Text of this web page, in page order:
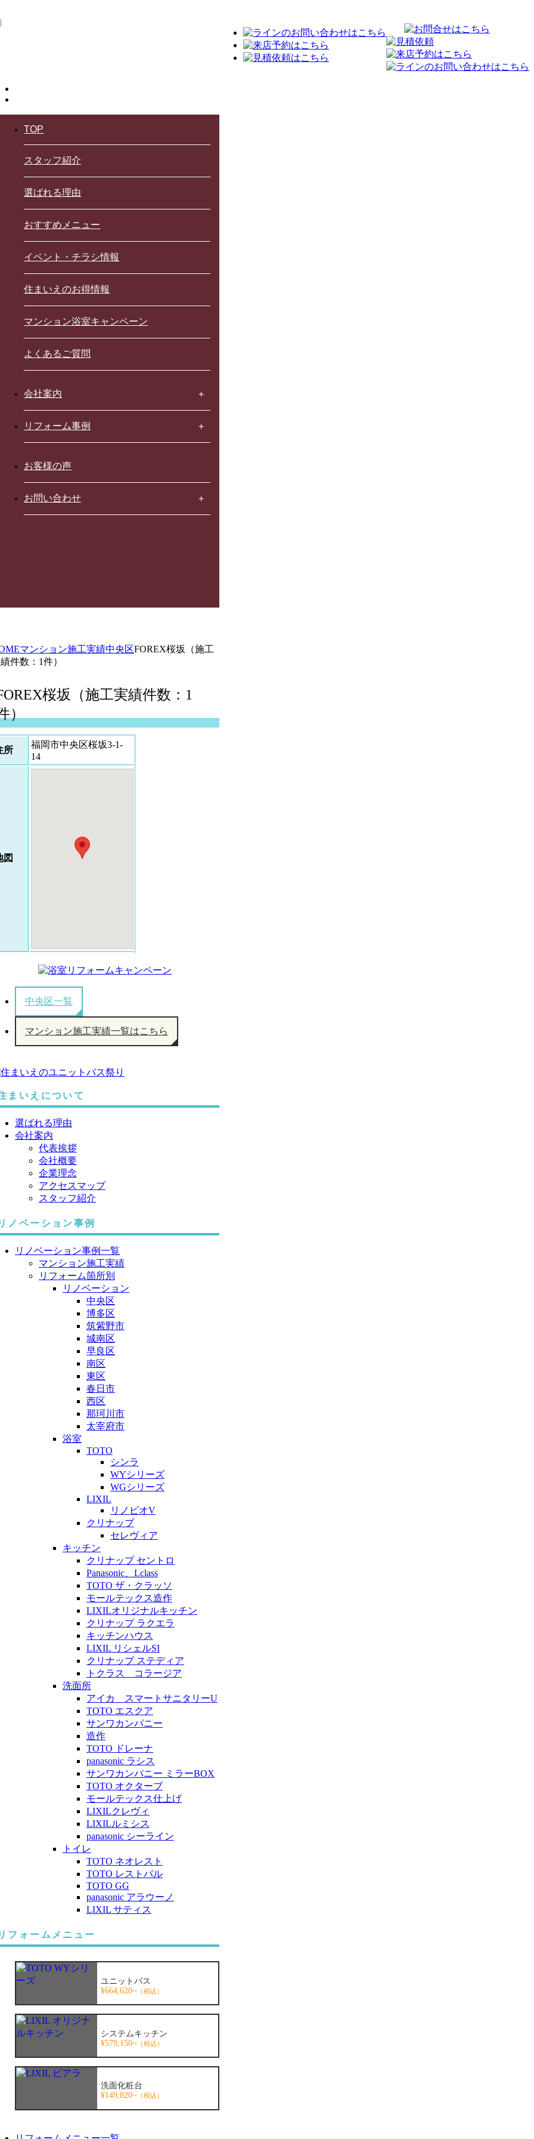
TOP
スタッフ紹介
選ばれる理由
おすすめメニュー
イベント・チラシ情報
住まいえのお得情報
マンション浴室キャンペーン
よくあるご質問
会社案内
リフォーム事例
お客様の声
お問い合わせ
マンション施工実績中央区FOREX桜坂（施工
件数：1件）
桜坂（施工実績件数：1
）
所
福岡市中央区桜坂3-1-
14
図
中央区一覧
マンション施工実績一覧はこちら
まいえについて
選ばれる理由
会社案内
代表挨拶
会社概要
企業理念
アクセスマップ
スタッフ紹介
ノベーション事例
リノベーション事例一覧
マンション施工実績
リフォーム箇所別
リノベーション
中央区
博多区
筑紫野市
城南区
早良区
南区
東区
春日市
西区
那珂川市
太宰府市
浴室
TOTO
シンラ
WYシリーズ
WGシリーズ
LIXIL
リノビオV
クリナップ
セレヴィア
キッチン
クリナップ セントロ
Panasonic、Lclass
TOTO ザ・クラッソ
モールテックス造作
LIXILオリジナルキッチン
クリナップ ラクエラ
キッチンハウス
LIXIL リシェルSI
クリナップ ステディア
トクラス コラージア
洗面所
アイカ スマートサニタリーU
TOTO エスクア
サンワカンパニー
造作
TOTO ドレーナ
panasonic ラシス
サンワカンパニー ミラーBOX
TOTO オクターブ
モールテックス仕上げ
LIXILクレヴィ
LIXILルミシス
panasonic シーライン
トイレ
TOTO ネオレスト
TOTO レストパル
TOTO GG
panasonic アラウーノ
LIXIL サティス
フォームメニュー
ユニットバス
¥664,620~ （税込）
システムキッチン
¥579,150~ （税込）
洗面化粧台
¥149,820~ （税込）